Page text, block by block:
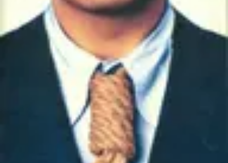
Easy DIY Ideas
Outils et Matériaux
DécorationPeintureBien-être Événementiel
Easy DIY Ideas